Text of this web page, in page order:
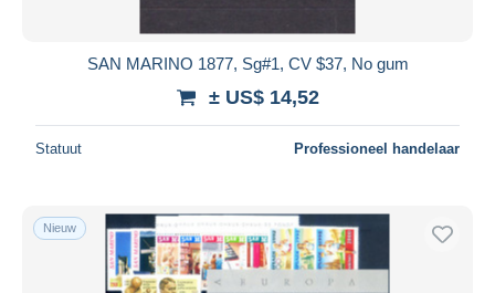
SAN MARINO 1877, Sg#1, CV $37, No gum
± US$ 14,52
Statuut Professioneel handelaar
Nieuw